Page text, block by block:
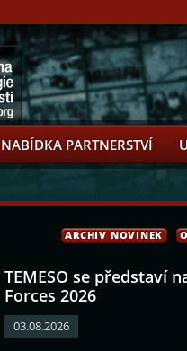
NABÍDKA PARTNERSTVÍ
ARCHIV NOVINEK
TEMESO se představí
Forces 2026
03.08.2026